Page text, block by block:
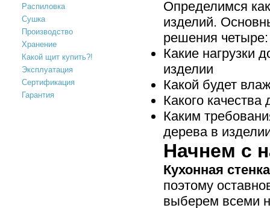
Распиловка
Сушка
Производство
Хранение
Какой щит купить?!
Эксплуатация
Сертификация
Гарантия
Определимся
изделий.
решения четыре:
Какие нагрузки
изделии
Какой будет
Какого
Каким
дерева в
Начнем с
Кухонная стенка
поэтому
выберем всеми